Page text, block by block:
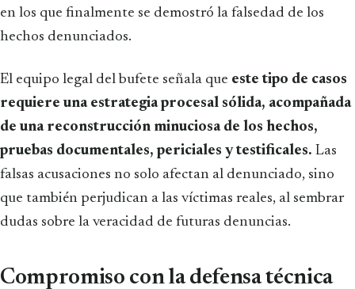
en los que finalmente se demostró la falsedad de los
hechos denunciados.
El equipo legal del bufete señala que este tipo de casos
requiere una estrategia procesal sólida, acompañada
de una reconstrucción minuciosa de los hechos,
pruebas documentales, periciales y testificales. Las
falsas acusaciones no solo afectan al denunciado, sino
que también perjudican a las víctimas reales, al sembrar
dudas sobre la veracidad de futuras denuncias.
Compromiso con la defensa técnica